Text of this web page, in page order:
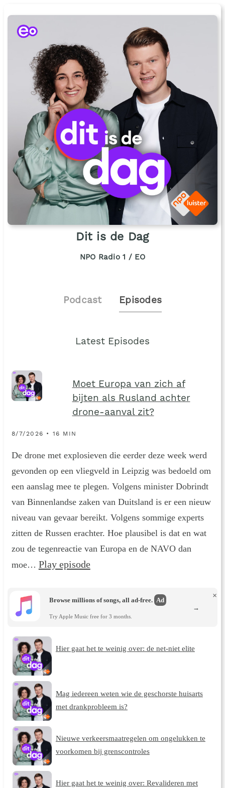
Dit is de Dag
NPO Radio 1 / EO
Podcast Episodes
Latest Episodes
Moet Europa van zich af
bijten als Rusland achter
drone-aanval zit?
8/7/2026 • 16 MIN
De drone met explosieven die eerder deze week werd
gevonden op een vliegveld in Leipzig was bedoeld om
een aanslag mee te plegen. Volgens minister Dobrindt
van Binnenlandse zaken van Duitsland is er een nieuw
niveau van gevaar bereikt. Volgens sommige experts
zitten de Russen erachter. Hoe plausibel is dat en wat
zou de tegenreactie van Europa en de NAVO dan
moe… Play episode
Browse millions of songs, all ad-free. Ad
Try Apple Music free for 3 months.
×
→
Hier gaat het te weinig over: de net-niet elite
Mag iedereen weten wie de geschorste huisarts
met drankprobleem is?
Nieuwe verkeersmaatregelen om ongelukken te
voorkomen bij grenscontroles
Hier gaat het te weinig over: Revalideren met